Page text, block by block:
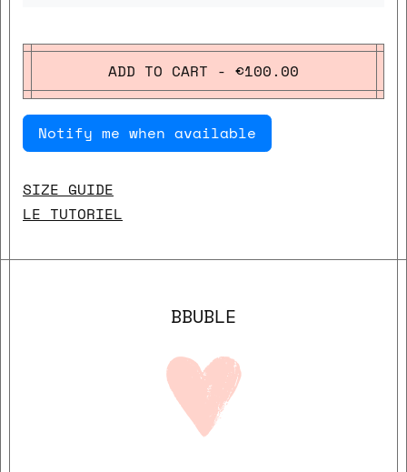
ADD TO CART - €100.00
Notify me when available
SIZE GUIDE
LE TUTORIEL
BBUBLE